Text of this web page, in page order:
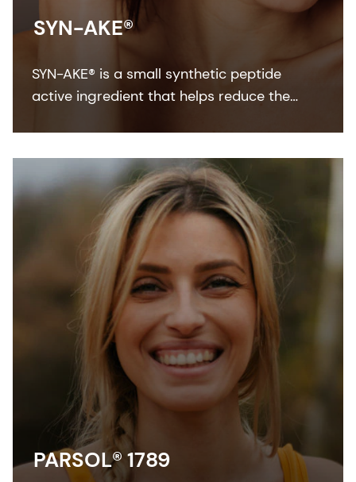
SYN-AKE®
SYN-AKE® is a small synthetic peptide
active ingredient that helps reduce the
reversible.
PARSOL® 1789